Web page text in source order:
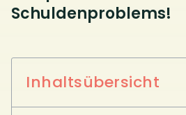
Schuldenproblems!
Inhaltsübersicht